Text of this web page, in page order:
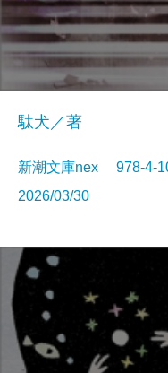
駄犬／著
新潮文庫nex 978-4-
2026/03/30